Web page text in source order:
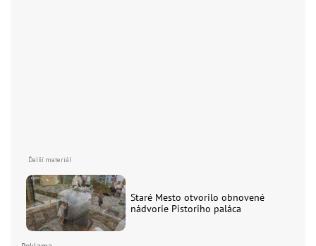
Staré Mesto otvorilo obnovené
nádvorie Pistoriho paláca